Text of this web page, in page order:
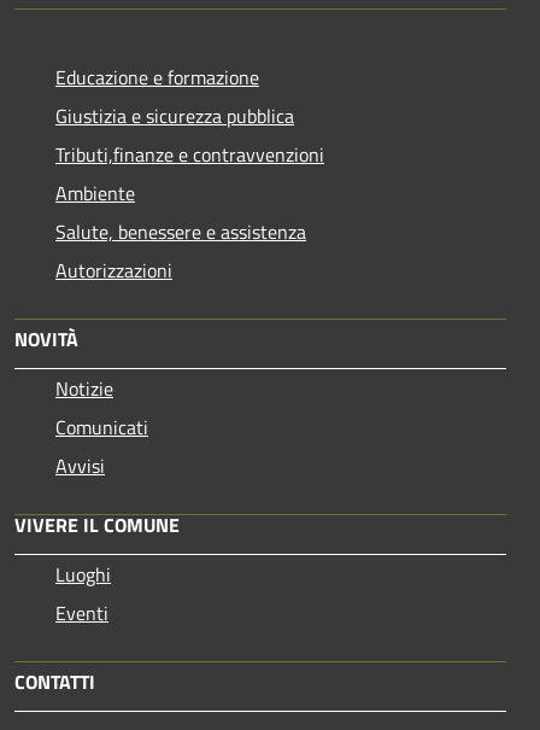
Educazione e formazione
Giustizia e sicurezza pubblica
Tributi,finanze e contravvenzioni
Ambiente
Salute, benessere e assistenza
Autorizzazioni
NOVITÀ
Notizie
Comunicati
Avvisi
VIVERE IL COMUNE
Luoghi
Eventi
CONTATTI